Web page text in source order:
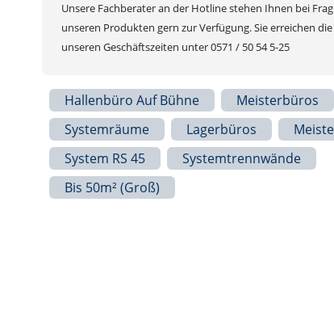
Unsere Fachberater an der Hotline stehen Ihnen bei
unseren Produkten gern zur Verfügung. Sie erreichen die
unseren Geschäftszeiten unter 0571 / 50 54 5-25
Hallenbüro Auf Bühne
Meisterbüros
Systemräume
Lagerbüros
System RS 45
Systemtrennwände
Bis 50m² (groß)